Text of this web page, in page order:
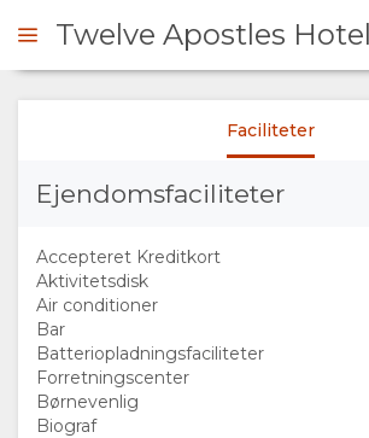
OM
OS
FACILITETER
Twelve Apostles
Faciliteter
Ejendomsfaciliteter
Accepteret Kreditkort
Aktivitetsdisk
Air conditioner
Bar
Batteriopladningsfaciliteter
Forretningscenter
Børnevenlig
Biograf